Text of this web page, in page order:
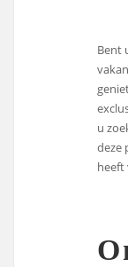
Bent
u
deze
heeft